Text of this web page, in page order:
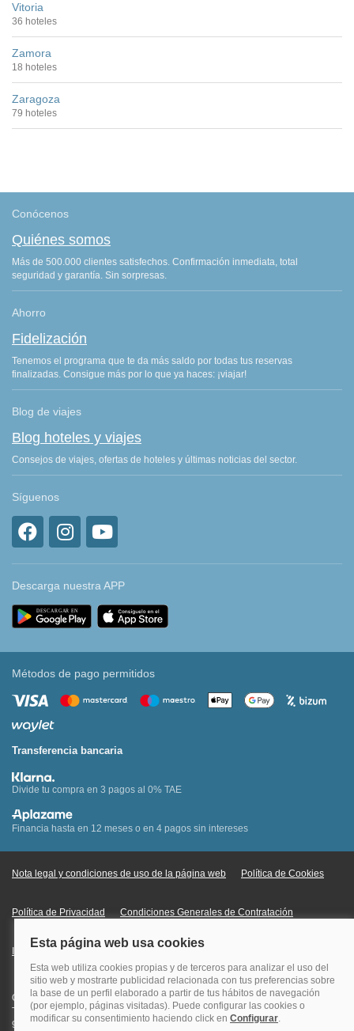
Vitoria
36 hoteles
Zamora
18 hoteles
Zaragoza
79 hoteles
Conócenos
Quiénes somos
Más de 500.000 clientes satisfechos. Confirmación inmediata, total
seguridad y garantía. Sin sorpresas.
Ahorro
Fidelización
Tenemos el programa que te da más saldo por todas tus reservas
finalizadas. Consigue más por lo que ya haces: ¡viajar!
Blog de viajes
Blog hoteles y viajes
Consejos de viajes, ofertas de hoteles y últimas noticias del sector.
Síguenos
Descarga nuestra APP
Métodos de pago permitidos
Transferencia bancaria
Divide tu compra en 3 pagos al 0% TAE
Financia hasta en 12 meses o en 4 pagos sin intereses
Nota legal y condiciones de uso de la página web Política de Cookies
Política de Privacidad Condiciones Generales de Contratación
Información Legal sobre Mercados en Línea
Quehoteles.com - Especialistas en hoteles © Copyright Veturis Travel S.A.
Todos los derechos reservados. Autorización nº I-AV0000879.4 Tel: +34
915759999